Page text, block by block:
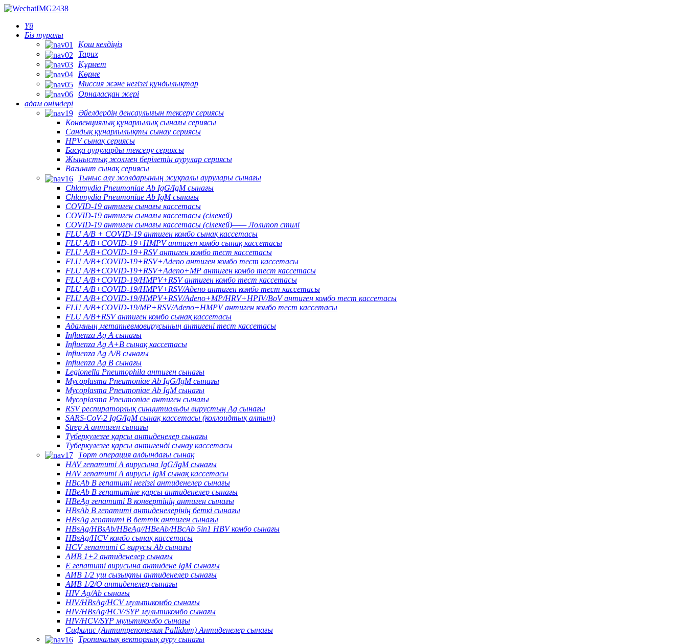
Үй
Біз туралы
Қош келдіңіз
Тарих
Құрмет
Көрме
Миссия және негізгі құндылықтар
Орналасқан жері
адам өнімдері
Әйелдердің денсаулығын тексеру сериясы
Конвенциялық құнарлылық сынағы сериясы
Сандық құнарлылықты сынау сериясы
HPV сынақ сериясы
Басқа ауруларды тексеру сериясы
Жыныстық жолмен берілетін аурулар сериясы
Вагинит сынақ сериясы
Тыныс алу жолдарының жұқпалы аурулары сынағы
Chlamydia Pneumoniae Ab IgG/IgM сынағы
Chlamydia Pneumoniae Ab IgM сынағы
COVID-19 антиген сынағы кассетасы
COVID-19 антиген сынағы кассетасы (сілекей)
COVID-19 антиген сынағы кассетасы (сілекей)—— Лолипоп стилі
FLU A/B + COVID-19 антиген комбо сынақ кассетасы
FLU A/B+COVID-19+HMPV антиген комбо сынақ кассетасы
FLU A/B+COVID-19+RSV антиген комбо тест кассетасы
FLU A/B+COVID-19+RSV+Adeno антиген комбо тест кассетасы
FLU A/B+COVID-19+RSV+Adeno+MP антиген комбо тест кассетасы
FLU A/B+COVID-19/HMPV+RSV антиген комбо тест кассетасы
FLU A/B+COVID-19/HMPV+RSV/Адено антиген комбо тест кассетасы
FLU A/B+COVID-19/HMPV+RSV/Adeno+MP/HRV+HPIV/BoV антиген комбо тест кассетасы
FLU A/B+COVID-19/MP+RSV/Adeno+HMPV антиген комбо тест кассетасы
FLU A/B+RSV антиген комбо сынақ кассетасы
Адамның метапневмовирусының антигені тест кассетасы
Influenza Ag A сынағы
Influenza Ag A+B сынақ кассетасы
Influenza Ag A/B сынағы
Influenza Ag B сынағы
Legionella Pneumophila антиген сынағы
Mycoplasma Pneumoniae Ab IgG/IgM сынағы
Mycoplasma Pneumoniae Ab IgM сынағы
Mycoplasma Pneumoniae антиген сынағы
RSV респираторлық синцитиальды вирустың Ag сынағы
SARS-CoV-2 IgG/IgM сынақ кассетасы (коллоидтық алтын)
Strep A антиген сынағы
Туберкулезге қарсы антиденелер сынағы
Туберкулезге қарсы антигенді сынау кассетасы
Төрт операция алдындағы сынақ
HAV гепатиті А вирусына IgG/IgM сынағы
HAV гепатиті А вирусы IgM сынақ кассетасы
HBcAb В гепатиті негізгі антиденелер сынағы
HBeAb В гепатитіне қарсы антиденелер сынағы
HBeAg гепатиті В конвертінің антиген сынағы
HBsAb В гепатиті антиденелерінің беткі сынағы
HBsAg гепатиті В беттік антиген сынағы
HBsAg/HBsAb/HBeAg//HBeAb/HBcAb 5in1 HBV комбо сынағы
HBsAg/HCV комбо сынақ кассетасы
HCV гепатиті С вирусы Ab сынағы
АИВ 1+2 антиденелер сынағы
Е гепатиті вирусына антидене IgM сынағы
АИВ 1/2 үш сызықты антиденелер сынағы
АИВ 1/2/О антиденелер сынағы
HIV Ag/Ab сынағы
HIV/HBsAg/HCV мультикомбо сынағы
HIV/HBsAg/HCV/SYP мультикомбо сынағы
HIV/HCV/SYP мультикомбо сынағы
Сифилис (Антитрепонемия Pallidum) Антиденелер сынағы
Тропикалық векторлық ауру сынағы